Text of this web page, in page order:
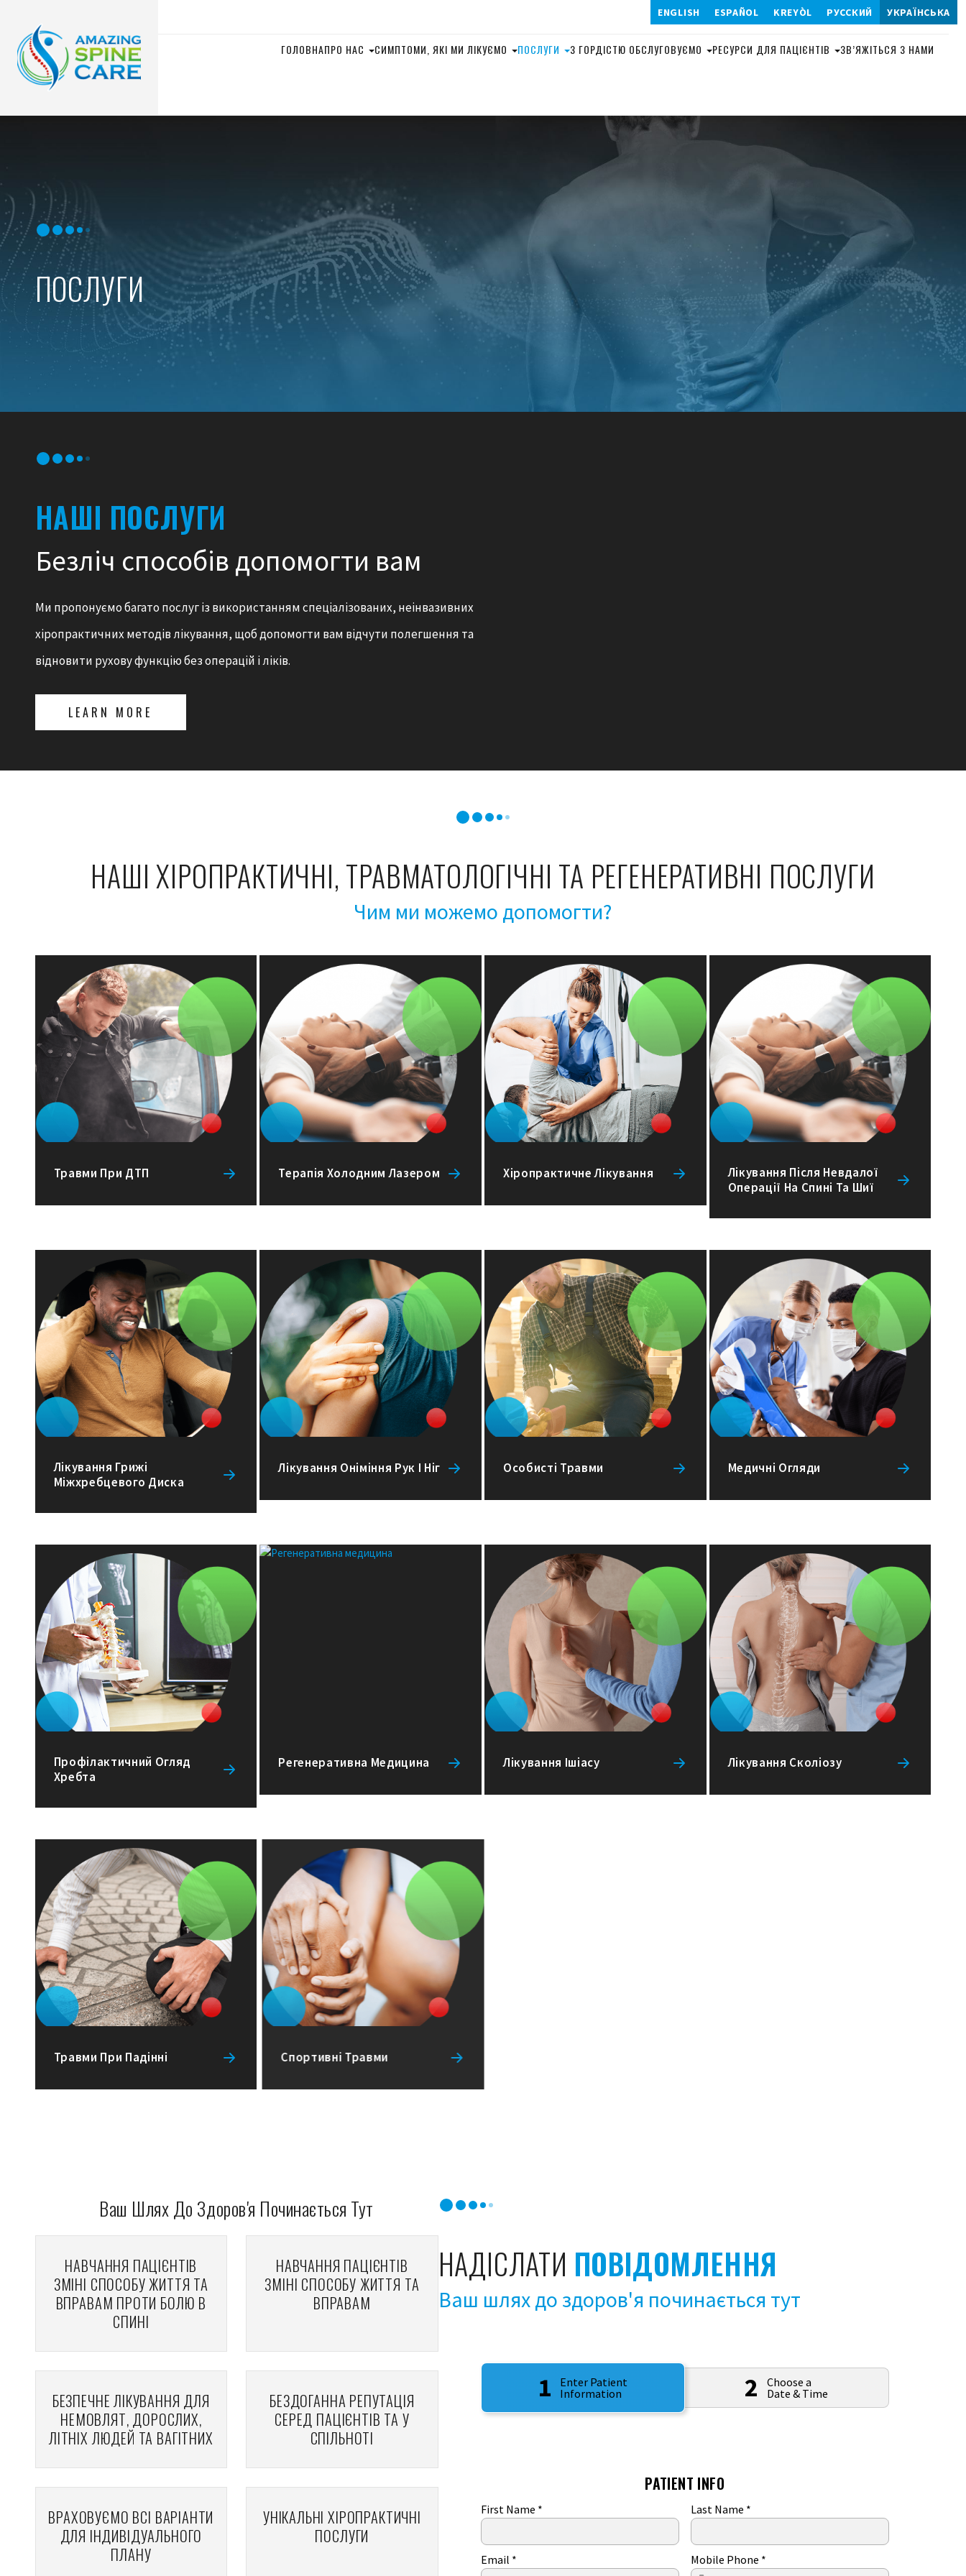
ENGLISH ESPAÑOL KREYÒL РУССКИЙ УКРАЇНСЬКА
904-320-0808
ГОЛОВНАПРО НАС СИМПТОМИ, ЯКІ МИ ЛІКУЄМО ПОСЛУГИ
ДИВЕРСИФІКОВАНА ТЕХНІКА
ЕЛЕКТРОМІОСТИМУЛЯЦІЯ
ТЕХНІКА ФЛЕКСІЯ-ДИСТРАКЦІЯ
КОРЕКЦІЯ
ДЕКОМПРЕСІЯ ХРЕБТА
ЛІКУВАННЯ ЗАЩЕМЛЕНОГО
МІОФАСЦІАЛЬНИЙ РЕЛІЗ
ІН’ЄКЦІЇ В ТРИГЕРНІ ТОЧКИ
З ГОРДІСТЮ ОБСЛУГОВУЄМО РЕСУРСИ ДЛЯ ПАЦІЄНТІВ ЗВ’ЯЖІТЬСЯ З НАМИ
ПОСЛУГИ
НАШІ ПОСЛУГИ
Безліч способів допомогти вам
Ми пропонуємо багато послуг із використанням спеціалізованих, неінвазивних
хіропрактичних методів лікування, щоб допомогти вам відчути полегшення та
відновити рухову функцію без операцій і ліків.
LEARN MORE
НАШІ ХІРОПРАКТИЧНІ, ТРАВМАТОЛОГІЧНІ ТА РЕГЕНЕРАТИВНІ ПОСЛУГИ
Чим ми можемо допомогти?
Травми При ДТП Терапія Холодним Лазером Хіропрактичне Лікування
Лікування Після Невдалої
Операції На Спині Та Шиї
Лікування Грижі
Міжхребцевого Диска
Лікування Оніміння Рук І Ніг Особисті Травми Медичні Огляди
Профілактичний Огляд
Хребта
Регенеративна Медицина Лікування Ішіасу Лікування Сколіозу
Травми При Падінні Спортивні Травми
Ваш Шлях До Здоров'я Починається Тут
НАВЧАННЯ ПАЦІЄНТІВ
ЗМІНІ СПОСОБУ ЖИТТЯ ТА
ВПРАВАМ ПРОТИ БОЛЮ В
СПИНІ
НАВЧАННЯ ПАЦІЄНТІВ
ЗМІНІ СПОСОБУ ЖИТТЯ ТА
ВПРАВАМ
БЕЗПЕЧНЕ ЛІКУВАННЯ ДЛЯ
НЕМОВЛЯТ, ДОРОСЛИХ,
ЛІТНІХ ЛЮДЕЙ ТА ВАГІТНИХ
БЕЗДОГАННА РЕПУТАЦІЯ
СЕРЕД ПАЦІЄНТІВ ТА У
СПІЛЬНОТІ
ВРАХОВУЄМО ВСІ ВАРІАНТИ
ДЛЯ ІНДИВІДУАЛЬНОГО
ПЛАНУ
УНІКАЛЬНІ ХІРОПРАКТИЧНІ
ПОСЛУГИ
НАДІСЛАТИ ПОВІДОМЛЕННЯ
Ваш шлях до здоров'я починається тут
1
Enter Patient
Information
2
Choose a
Date & Time
PATIENT INFO
First Name * Last Name *
Email * Mobile Phone *